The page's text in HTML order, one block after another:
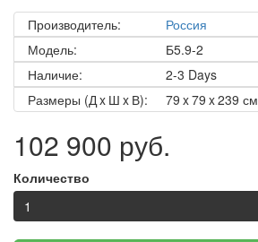
Производитель:
Россия
Модель:
Б5.9-2
Наличие:
2-3 Days
Размеры (Д x Ш x В):
79 x 79 x 239 см
102 900 руб.
Количество